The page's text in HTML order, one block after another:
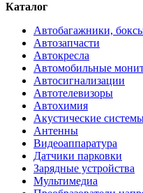
Каталог
Автобагажники,
Автозапчасти
Автокресла
Автомобильные
Автосигнализации
Автотелевизоры
Автохимия
Акустические
Антенны
Видеоаппаратура
Датчики парковки
Зарядные устройства
Мультимедиа